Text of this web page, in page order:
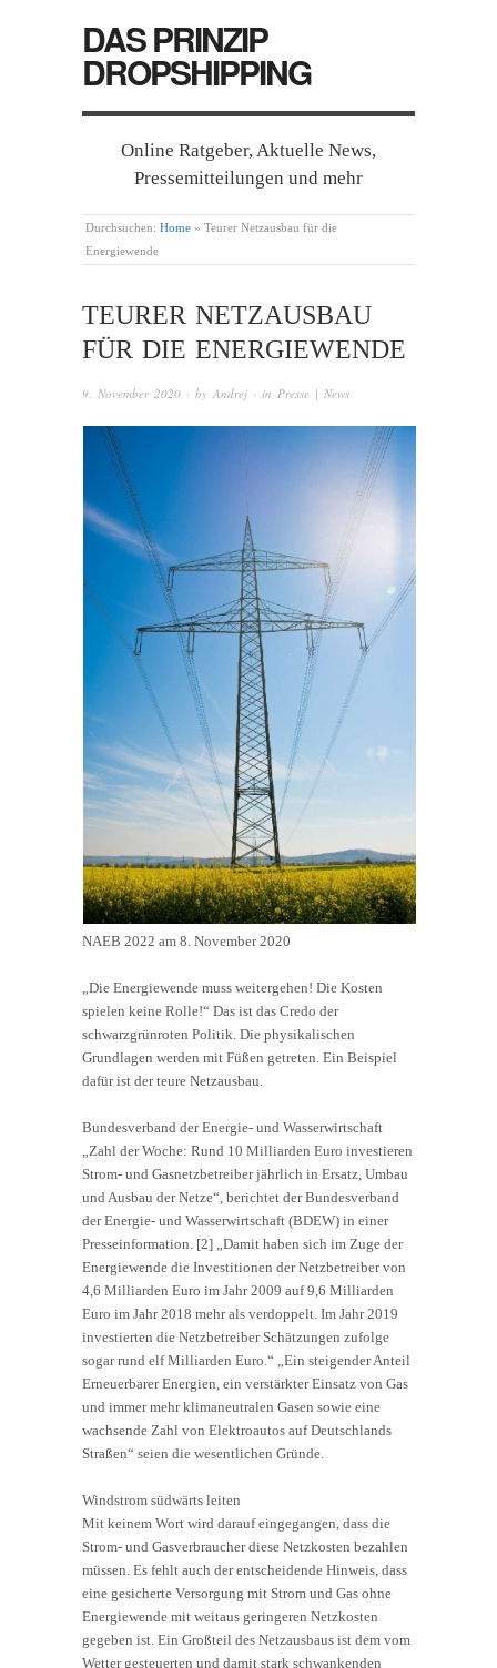
DAS PRINZIP
DROPSHIPPING
Online Ratgeber, Aktuelle News,
Pressemitteilungen und mehr
Durchsuchen: Home » Teurer Netzausbau für die
Energiewende
TEURER NETZAUSBAU
FÜR DIE ENERGIEWENDE
9. November 2020 · by Andrej · in Presse | News
NAEB 2022 am 8. November 2020
„Die Energiewende muss weitergehen! Die Kosten
spielen keine Rolle!“ Das ist das Credo der
schwarzgrünroten Politik. Die physikalischen
Grundlagen werden mit Füßen getreten. Ein Beispiel
dafür ist der teure Netzausbau.
Bundesverband der Energie- und Wasserwirtschaft
„Zahl der Woche: Rund 10 Milliarden Euro investieren
Strom- und Gasnetzbetreiber jährlich in Ersatz, Umbau
und Ausbau der Netze“, berichtet der Bundesverband
der Energie- und Wasserwirtschaft (BDEW) in einer
Presseinformation. [2] „Damit haben sich im Zuge der
Energiewende die Investitionen der Netzbetreiber von
4,6 Milliarden Euro im Jahr 2009 auf 9,6 Milliarden
Euro im Jahr 2018 mehr als verdoppelt. Im Jahr 2019
investierten die Netzbetreiber Schätzungen zufolge
sogar rund elf Milliarden Euro.“ „Ein steigender Anteil
Erneuerbarer Energien, ein verstärkter Einsatz von Gas
und immer mehr klimaneutralen Gasen sowie eine
wachsende Zahl von Elektroautos auf Deutschlands
Straßen“ seien die wesentlichen Gründe.
Windstrom südwärts leiten
Mit keinem Wort wird darauf eingegangen, dass die
Strom- und Gasverbraucher diese Netzkosten bezahlen
müssen. Es fehlt auch der entscheidende Hinweis, dass
eine gesicherte Versorgung mit Strom und Gas ohne
Energiewende mit weitaus geringeren Netzkosten
gegeben ist. Ein Großteil des Netzausbaus ist dem vom
Wetter gesteuerten und damit stark schwankenden